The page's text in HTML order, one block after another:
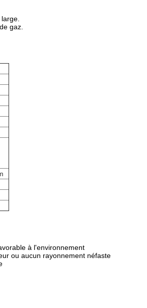
gaz.
à l'environnement
ou aucun rayonnement néfaste